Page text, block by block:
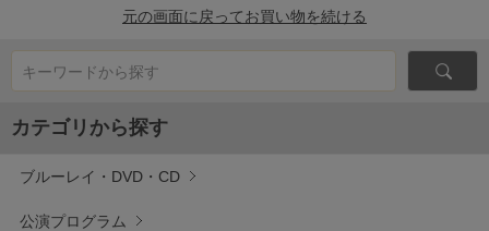
元の画面に戻ってお買い物を続ける
キーワードから探す
カテゴリから探す
ブルーレイ・DVD・CD
公演プログラム